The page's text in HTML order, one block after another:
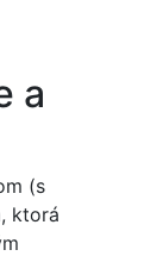
a
(s
ktorá